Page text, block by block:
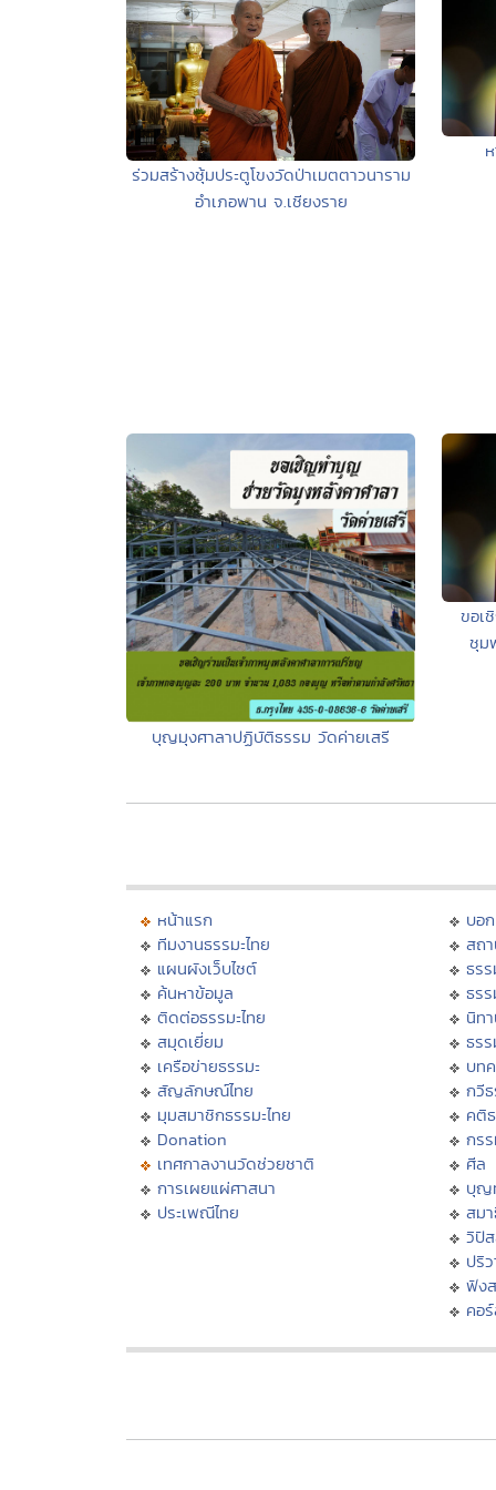
ร่วมสร้างซุ้มประตูโขงวัดป่าเมตตาวนาราม
อำเภอพาน จ.เชียงราย
บุญมุงศาลาปฏิบัติธรรม วัดค่ายเสรี
ขอเ
ชุม
หน้าแรก
ทีมงานธรรมะไทย
แผนผังเว็บไซต์
ค้นหาข้อมูล
ติดต่อธรรมะไทย
สมุดเยี่ยม
เครือข่ายธรรมะ
สัญลักษณ์ไทย
มุมสมาชิกธรรมะไทย
Donation
เทศกาลงานวัดช่วยชาติ
การเผยแผ่ศาสนา
ประเพณีไทย
บอ
สถ
ธร
ธร
นิท
ธร
บท
กวี
คติ
กร
ศีล
บุญ
สม
วิปั
ปริ
ฟัง
คอ